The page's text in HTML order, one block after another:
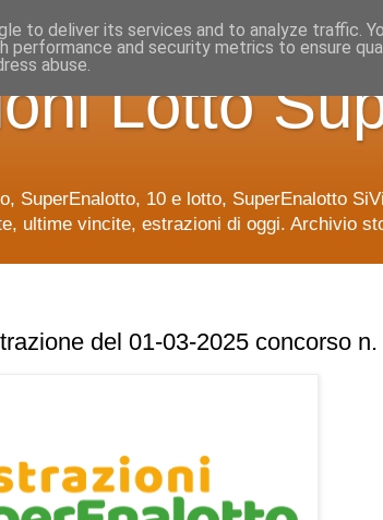
Lotto
SuperEnalotto, 10 e lotto, SuperEnalotto
ultime vincite, estrazioni di oggi. Archivio
del 01-03-2025 concorso n.
to deliver its services and to analyze traffic.
performance and security metrics to ensure
abuse.